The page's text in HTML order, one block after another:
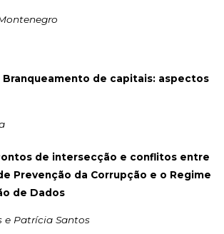
Branqueamento de capitais: aspectos
de intersecção e conflitos entre
Prevenção da Corrupção e o Regime
de Dados
e Patrícia Santos